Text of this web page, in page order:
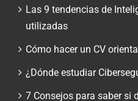
Las 9 tendencias de
utilizadas
Cómo hacer un CV
¿Dónde estudiar
7 Consejos para saber si